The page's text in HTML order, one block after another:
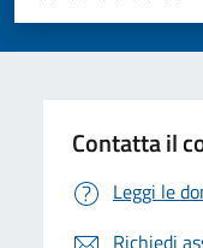
Valuta 4
Valuta 3
Valuta 2 stelle
Valuta 1 stelle su 5
Contatta il
Leggi le
Richiedi